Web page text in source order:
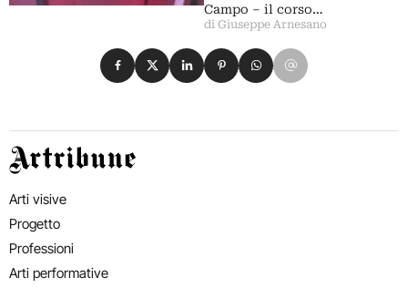
Campo – il corso…
di Giuseppe Arnesano
Condividi su Facebook
Condividi su X
Condividi su LinkedIn
Condividi su Pinterest
Condividi su WhatsApp
Condividi su Email
Artribune
Arti visive
Progetto
Professioni
Arti performative